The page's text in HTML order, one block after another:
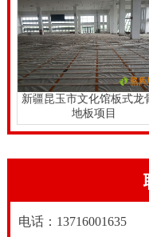
新疆昆玉市文化馆板式龙
地板项目
电话：13716001635